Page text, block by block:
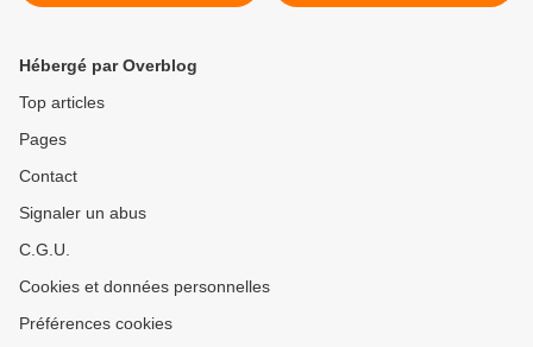
Hébergé par Overblog
Top articles
Pages
Contact
Signaler un abus
C.G.U.
Cookies et données personnelles
Préférences cookies